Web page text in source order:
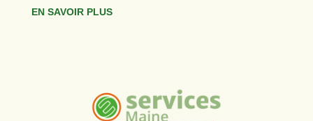
EN SAVOIR PLUS